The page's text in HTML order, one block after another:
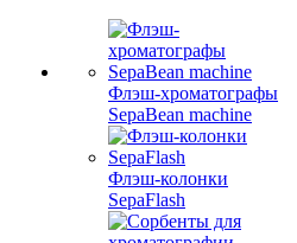
Флэш-хроматографы
SepaBean machine
Флэш-колонки
SepaFlash